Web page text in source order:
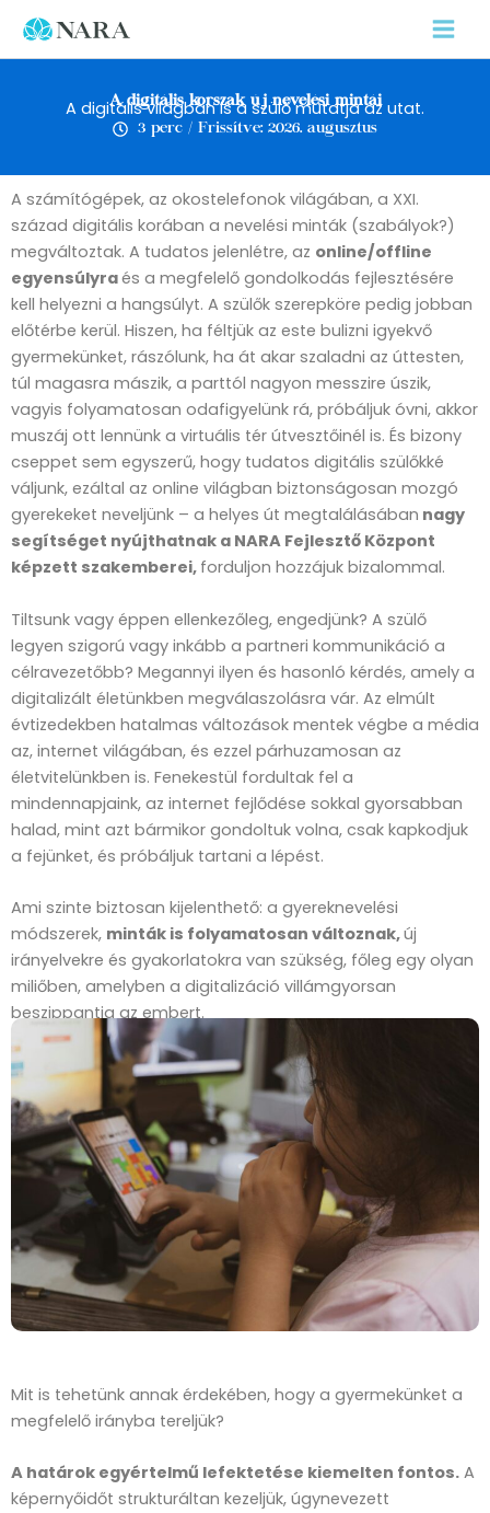
content
A digitális korszak új nevelési mintái
A digitális világban is a szülő mutatja az utat.
3 perc / Frissítve: 2026. augusztus
A számítógépek, az okostelefonok világában, a XXI.
század digitális korában a nevelési minták (szabályok?)
megváltoztak. A tudatos jelenlétre, az online/offline
egyensúlyraés a megfelelő gondolkodás fejlesztésére
kell helyezni a hangsúlyt. A szülők szerepköre pedig jobban
előtérbe kerül. Hiszen, ha féltjük az este bulizni igyekvő
gyermekünket, rászólunk, ha át akar szaladni az úttesten,
túl magasra mászik, a parttól nagyon messzire úszik,
vagyis folyamatosan odafigyelünk rá, próbáljuk óvni, akkor
muszáj ott lennünk a virtuális tér útvesztőinél is. És bizony
cseppet sem egyszerű, hogy tudatos digitális szülőkké
váljunk, ezáltal az online világban biztonságosan mozgó
gyerekeket neveljünk – a helyes út megtalálásában nagy
segítséget nyújthatnak a NARA Fejlesztő Központ
képzett szakemberei, forduljon hozzájuk bizalommal.
Tiltsunk vagy éppen ellenkezőleg, engedjünk? A szülő
legyen szigorú vagy inkább a partneri kommunikáció a
célravezetőbb? Megannyi ilyen és hasonló kérdés, amely a
digitalizált életünkben megválaszolásra vár. Az elmúlt
évtizedekben hatalmas változások mentek végbe a média
az, internet világában, és ezzel párhuzamosan az
életvitelünkben is. Fenekestül fordultak fel a
mindennapjaink, az internet fejlődése sokkal gyorsabban
halad, mint azt bármikor gondoltuk volna, csak kapkodjuk
a fejünket, és próbáljuk tartani a lépést.
Ami szinte biztosan kijelenthető: a gyereknevelési
módszerek, minták is folyamatosan változnak,új
irányelvekre és gyakorlatokra van szükség, főleg egy olyan
miliőben, amelyben a digitalizáció villámgyorsan
beszippantja az embert.
Mit is tehetünk annak érdekében, hogy a gyermekünket a
megfelelő irányba tereljük?
A határok egyértelmű lefektetése kiemelten fontos. A
képernyőidőt strukturáltan kezeljük, úgynevezett